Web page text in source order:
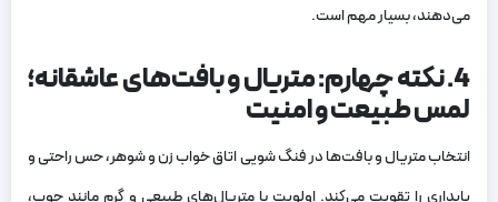
می‌دهند، بسیار مهم است.
4. نکته چهارم: متریال و بافت‌های عاشقانه؛
لمس طبیعت و امنیت
انتخاب متریال و بافت‌ها در فنگ شویی اتاق خواب زن و شوهر، حس راحتی و
پایداری را تقویت می‌کند. اولویت با متریال‌های طبیعی و گرم مانند چوب،